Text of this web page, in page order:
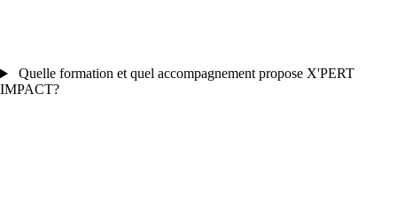
Quelle formation et quel accompagnement propose X'PERT
IMPACT?